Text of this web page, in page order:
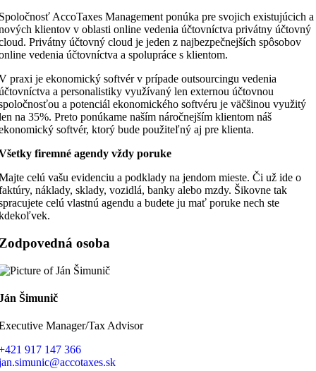
AccoTaxes Management ponúka pre svojich existujúcich a
klientov v oblasti online vedenia účtovníctva privátny účtovný
Privátny účtovný cloud je jeden z najbezpečnejších spôsobov
vedenia účtovníctva a spolupráce s klientom.
praxi je ekonomický softvér v prípade outsourcingu vedenia
a personalistiky využívaný len externou účtovnou
a potenciál ekonomického softvéru je väčšinou využitý
na 35%. Preto ponúkame naším náročnejším klientom náš
softvér, ktorý bude použiteľný aj pre klienta.
firemné agendy vždy poruke
celú vašu evidenciu a podklady na jendom mieste. Či už ide o
náklady, sklady, vozidlá, banky alebo mzdy. Šikovne tak
celú vlastnú agendu a budete ju mať poruke nech ste
osoba
Šimunič
Manager/Tax Advisor
917 147 366